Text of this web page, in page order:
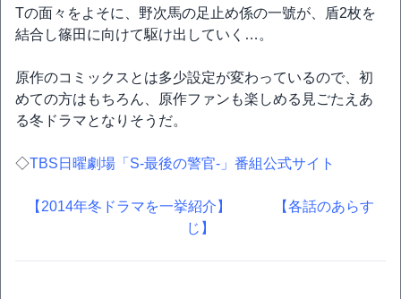
Tの面々をよそに、野次馬の足止め係の一號が、盾2枚を
結合し篠田に向けて駆け出していく…。
原作のコミックスとは多少設定が変わっているので、初
めての方はもちろん、原作ファンも楽しめる見ごたえあ
る冬ドラマとなりそうだ。
◇TBS日曜劇場「S-最後の警官-」番組公式サイト
【2014年冬ドラマを一挙紹介】
【各話のあらす
じ】